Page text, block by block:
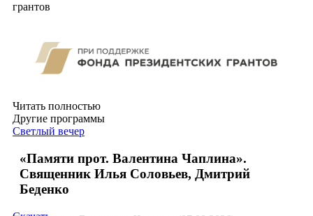
грантов
Читать полностью
Другие программы
Светлый вечер
«Памяти прот. Валентина Чаплина».
Священник Илья Соловьев, Дмитрий
Беденко